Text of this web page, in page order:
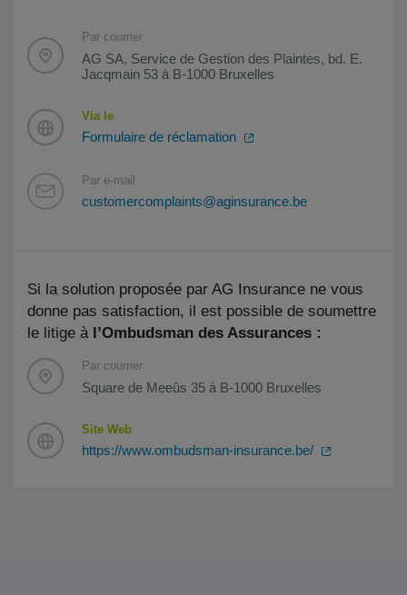
Par courrier
AG SA, Service de Gestion des Plaintes, bd. E.
Jacqmain 53 à B-1000 Bruxelles
Via le
Formulaire de réclamation
Par e-mail
customercomplaints@aginsurance.be
Si la solution proposée par AG Insurance ne vous
donne pas satisfaction, il est possible de soumettre
le litige à l’Ombudsman des Assurances :
Par courrier
Square de Meeûs 35 à B-1000 Bruxelles
Site Web
https://www.ombudsman-insurance.be/